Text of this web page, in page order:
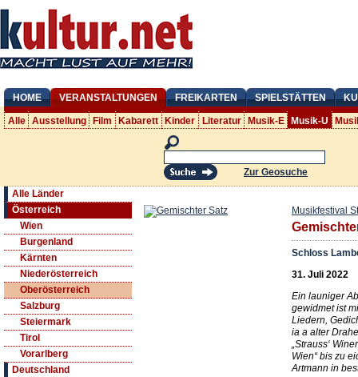
HOME VERANSTALTUNGEN FREIKARTEN SPIELSTÄTTEN
Alle Ausstellung Film Kabarett Kinder Literatur Musik-E Musik-U
Zur Geosuche
Alle Länder
Österreich
Wien
Burgenland
Kärnten
Niederösterreich
Oberösterreich
Salzburg
Steiermark
Tirol
Vorarlberg
Deutschland
Musikfestival
Schloss
31. Juli 2022
Ein launiger
gewidmet ist
Liedern,
ia a alter
„Strauss‘
Wien“ bis zu
Artmann in